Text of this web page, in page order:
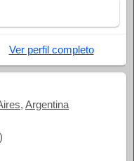
Ver perfil completo
, Argentina